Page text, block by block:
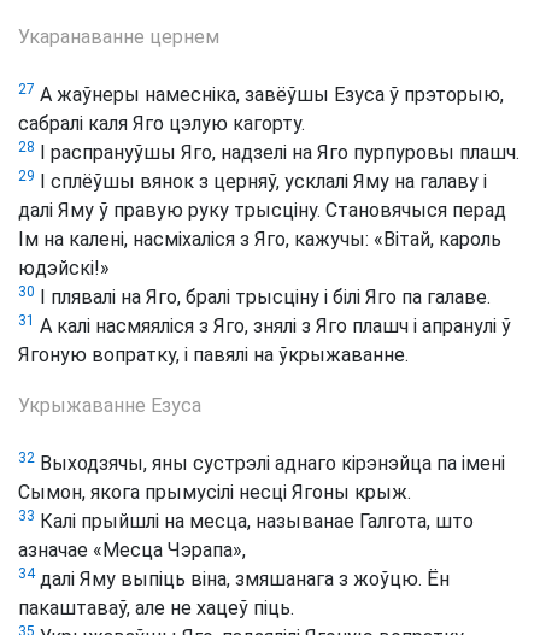
Укаранаванне цернем
27 А жаўнеры намесніка, завёўшы Езуса ў прэторыю,
сабралі каля Яго цэлую кагорту.
28 І распрануўшы Яго, надзелі на Яго пурпуровы плашч.
29 І сплёўшы вянок з церняў, усклалі Яму на галаву і
далі Яму ў правую руку трысціну. Становячыся перад
Ім на калені, насміхаліся з Яго, кажучы: «Вітай, кароль
юдэйскі!»
30 І плявалі на Яго, бралі трысціну і білі Яго па галаве.
31 А калі насмяяліся з Яго, знялі з Яго плашч і апранулі ў
Ягоную вопратку, і павялі на ўкрыжаванне.
Укрыжаванне Езуса
32 Выходзячы, яны сустрэлі аднаго кірэнэйца па імені
Сымон, якога прымусілі несці Ягоны крыж.
33 Калі прыйшлі на месца, называнае Галгота, што
азначае «Месца Чэрапа»,
34далі Яму выпіць віна, змяшанага з жоўцю. Ён
пакаштаваў, але не хацеў піць.
35